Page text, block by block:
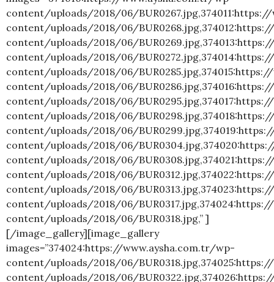
content/uploads/2018/06/
content/uploads/2018/06/
content/uploads/2018/06/
content/uploads/2018/06/
content/uploads/2018/06/
content/uploads/2018/06/
content/uploads/2018/06/
content/uploads/2018/06/
content/uploads/2018/06/
content/uploads/2018/06/
content/uploads/2018/06/
content/uploads/2018/06/
content/uploads/2018/06/
content/uploads/2018/06/
content/uploads/2018/06/BUR0318.jpg,” ]
[/image_gallery][image_gallery
images=”374024:https://www.aysha.com.tr/wp-
content/uploads/2018/06/
content/uploads/2018/06/